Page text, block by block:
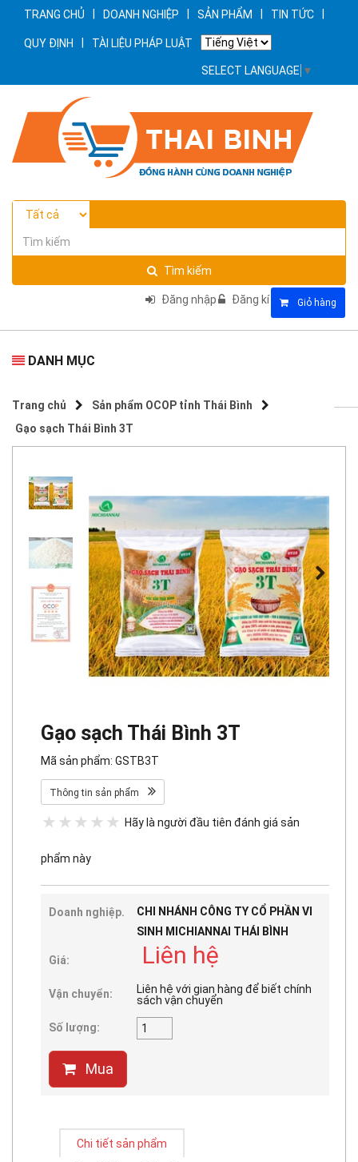
TRANG CHỦ DOANH NGHIỆP SẢN PHẨM TIN TỨC
QUY ĐỊNH TÀI LIỆU PHÁP LUẬT
SELECT LANGUAGE ▼
Tìm kiếm
Đăng nhập Đăng kí Giỏ hàng
DANH MỤC
Trang chủ
Sản phẩm OCOP tỉnh Thái Bình
Gạo sạch Thái Bình 3T
Gạo sạch Thái Bình 3T
Mã sản phẩm: GSTB3T
Thông tin sản phẩm
Hãy là người đầu tiên đánh giá sản
phẩm này
Doanh nghiệp.
CHI NHÁNH CÔNG TY CỔ PHẦN VI
SINH MICHIANNAI THÁI BÌNH
Giá: Liên hệ
Vận chuyển:
Liên hệ với gian hàng để biết chính
sách vận chuyển
Số lượng:
Mua
Chi tiết sản phẩm